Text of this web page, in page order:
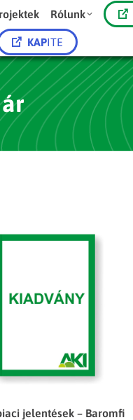
Rólunk
KAPITE
jelentések – Baromfi